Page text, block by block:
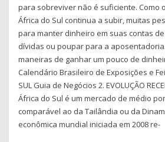
para sobreviver não é suficiente. Como
África do Sul continua a subir, muitas
para manter dinheiro em suas contas
dívidas ou poupar para a
maneiras de ganhar um pouco de
Calendário Brasileiro de Exposições e
SUL Guia de Negócios 2. EVOLUÇÃO
África do Sul é um mercado de médio
comparável ao da Tailândia ou da
econômica mundial iniciada em 2008 re-